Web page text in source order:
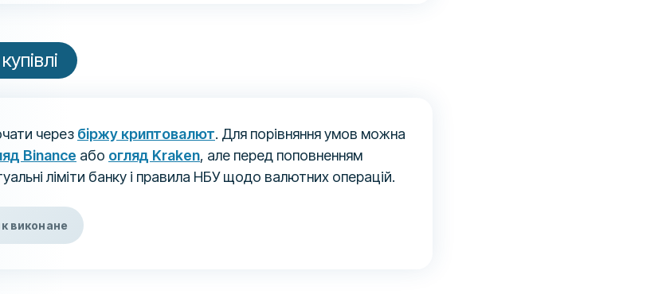
через біржу криптовалют. Для порівняння умов можна
Binance або огляд Kraken, але перед поповненням
ліміти банку і правила НБУ щодо валютних операцій.
виконане